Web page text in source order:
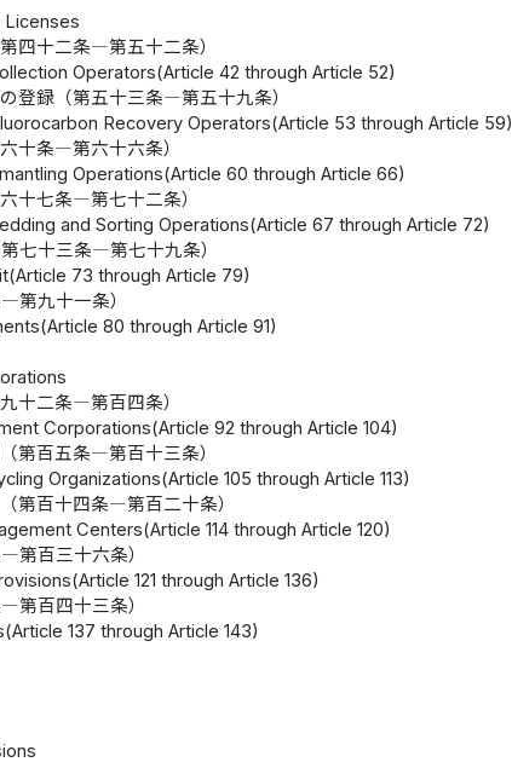
Licenses
四十二条―第五十二条）
Operators(Article 42 through Article 52)
登録（第五十三条―第五十九条）
Recovery Operators(Article 53 through Article 59)
十条―第六十六条）
Operations(Article 60 through Article 66)
十七条―第七十二条）
and Sorting Operations(Article 67 through Article 72)
七十三条―第七十九条）
73 through Article 79)
九十一条）
80 through Article 91)
十二条―第百四条）
Corporations(Article 92 through Article 104)
第百五条―第百十三条）
Organizations(Article 105 through Article 113)
第百十四条―第百二十条）
Centers(Article 114 through Article 120)
百三十六条）
121 through Article 136)
百四十三条）
137 through Article 143)